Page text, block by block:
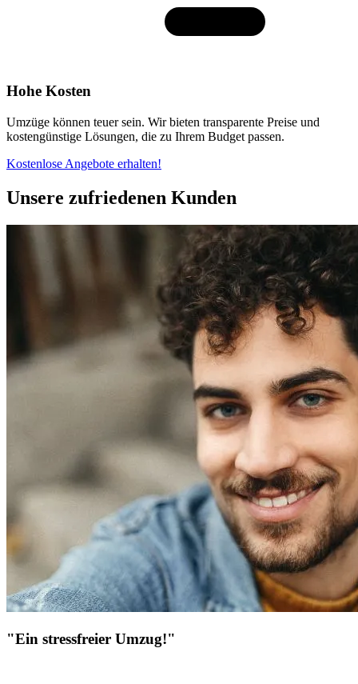
Hohe Kosten
Umzüge können teuer sein. Wir bieten transparente Preise und
kostengünstige Lösungen, die zu Ihrem Budget passen.
Kostenlose Angebote erhalten!
Unsere zufriedenen Kunden
"Ein stressfreier Umzug!"